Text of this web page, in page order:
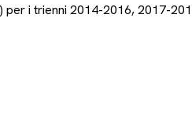
per i trienni 2014-2016, 2017-